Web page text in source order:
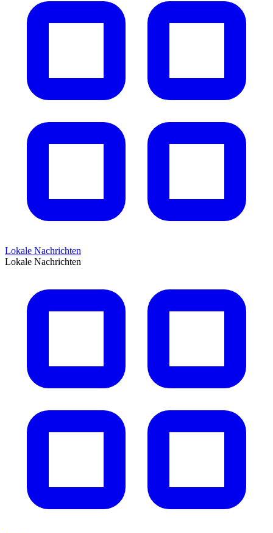
Lokale Nachrichten
Lokale Nachrichten